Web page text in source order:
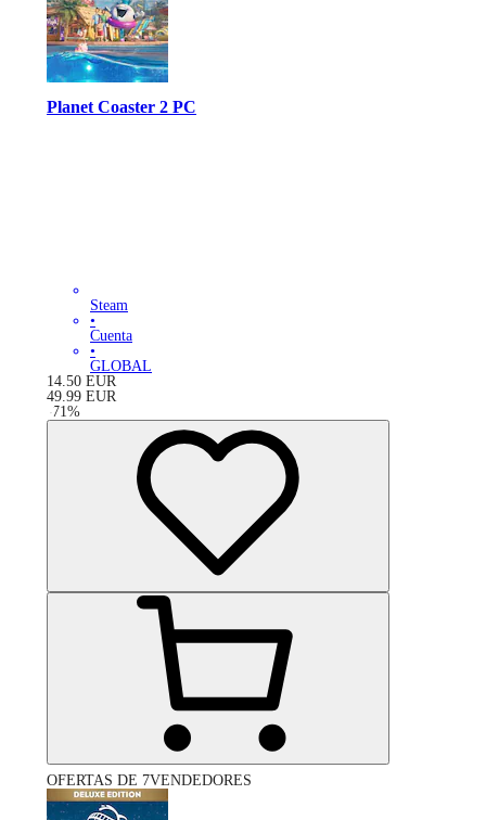
Planet Coaster 2 PC
Steam
•
Cuenta
•
GLOBAL
14.50 EUR
49.99 EUR
-71%
OFERTAS DE 7VENDEDORES